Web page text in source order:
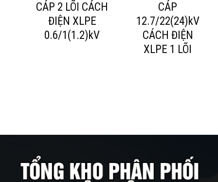
CÁP 2 LÕI CÁCH
ĐIỆN XLPE
0.6/1(1.2)kV
CÁP
12.7/22(24)kV
CÁCH ĐIỆN
XLPE 1 LÕI